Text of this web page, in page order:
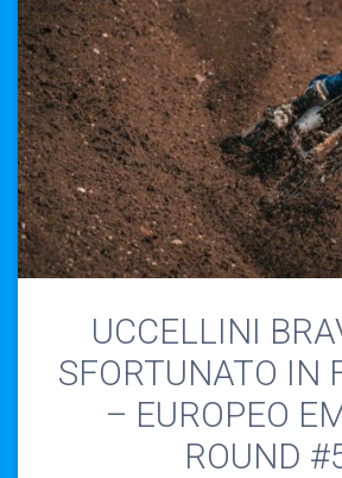
UCCELLINI
SFORTUNATO IN
– EUROPEO
ROUND